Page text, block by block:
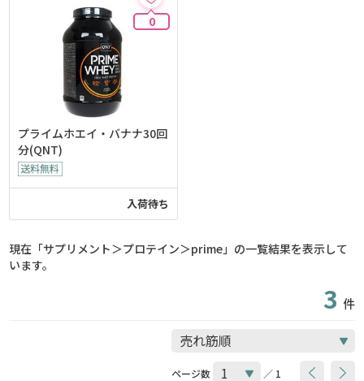
0
プライムホエイ・バナナ30回
分(QNT)
入荷待ち
現在「サプリメント＞プロテイン＞prime」の一覧結果を表示して
います。
3 件
ページ数 ／ 1